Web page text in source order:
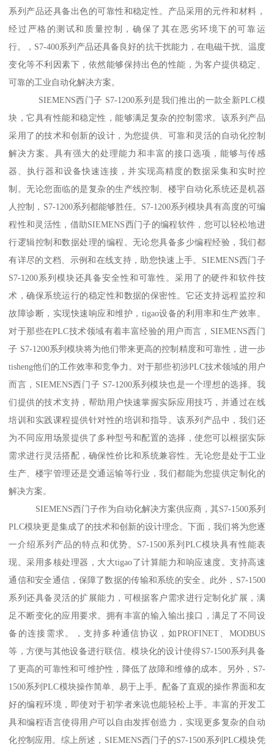
系列产品还具备出色的可靠性和稳定性。产品采用的元件和材料，
经过严格的测试和质量控制，确保了其在恶劣环境下的可靠运
行。，S7-400系列产品还具备良好的抗干扰能力，在电磁干扰、温度
变化等不利因素下，依然能够保持出色的性能，为客户提供稳定、
可靠的工业自动化解决方案。
SIEMENS西门子 S7-1200系列是我们推出的一款全新PLC模
块，它具有性能和稳定性，能够满足复杂的控制需求。该系列产品
采用了的技术和创新的设计，为您提供、可靠和灵活的自动化控制
解决方案。具有强大的处理能力和丰富的接口选项，能够与传感
器、执行器和设备快速连接，并实现高精度的数据采集和实时控
制。无论您面临的是复杂的生产线控制、楼宇自动化系统还是机器
人控制，S7-1200系列都能够胜任。S7-1200系列模块具有高度的可编
程性和灵活性，借助SIEMENS西门子的编程软件，您可以轻松地进
行逻辑控制和数据处理的编程。无论您具备多少编程经验，我们都
有详尽的文档、示例和在线支持，助您快速上手。SIEMENS西门子
S7-1200系列模块还具备安全性和可靠性。采用了的硬件和软件技
术，确保系统运行的稳定性和数据的保密性。它还支持远程监控和
故障诊断，实现快速响应和维护，tigao设备的利用率和生产效率。
对于那些在PLC技术领域有着丰富经验的用户而言，SIEMENS西门
子 S7-1200系列模块将为他们带来更高的控制精度和可靠性，进一步
tisheng他们的工作效率和竞争力。对于那些初涉PLC技术领域的用户
而言，SIEMENS西门子 S7-1200系列模块也是一个理想的选择。我
们提供的技术支持，帮助用户快速掌握实际应用技巧，并通过在线
培训和实践课程提供针对性的培训和指导。该系列产品中，我们还
为不同应用场景提供了多种型号和配置的选择，使您可以根据实际
需求进行灵活搭配，确保性价比和系统兼容性。无论您是处于工业
生产、楼宇管理还是交通运输等行业，我们都能为您提供定制化的
解决方案。
SIEMENS西门子作为自动化解决方案供应商，其S7-1500系列
PLC模块更是集成了的技术和创新的设计理念。下面，我们将为您逐
一介绍系列产品的特点和优势。S7-1500系列PLC模块具有性能表
现。采用多核处理器，大大tigao了计算能力和响应速度。支持高速
通信和安全通信，保障了数据的传输和系统的安全。此外，S7-1500
系列还具备灵活的扩展能力，可根据客户需求进行定制化扩展，满
足不断变化的应用要求。拥有丰富的输入输出接口，满足了不同设
备的连接需求。，支持多种通信协议，如PROFINET、MODBUS
等，方便与其他设备进行联信。模块化的设计使得S7-1500系列具备
了更高的可靠性和可维护性，降低了故障和维修的成本。另外，S7-
1500系列PLC模块操作简单、易于上手。配备了直观的操作界面和友
好的编程环境，即使对于初学者来说也能轻松上手。丰富的开发工
具和编程语言使得用户可以自由发挥创造力，实现更多复杂的自动
化控制应用。综上所述，SIEMENS西门子的S7-1500系列PLC模块凭